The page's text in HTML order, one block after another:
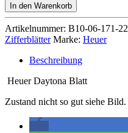
In den Warenkorb
Artikelnummer: B10-06-171-22
Zifferblätter Marke: Heuer
Beschreibung
Heuer Daytona Blatt
Zustand nicht so gut siehe Bild.